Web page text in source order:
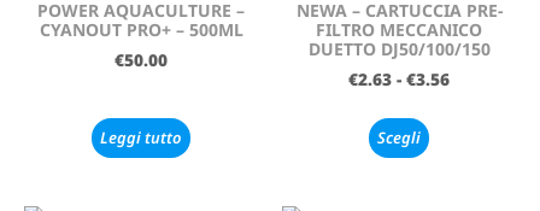
POWER AQUACULTURE –
CYANOUT PRO+ – 500ML
€50.00
Leggi tutto
NEWA – CARTUCCIA PRE-
FILTRO MECCANICO
DUETTO DJ50/100/150
€2.63 - €3.56
Scegli